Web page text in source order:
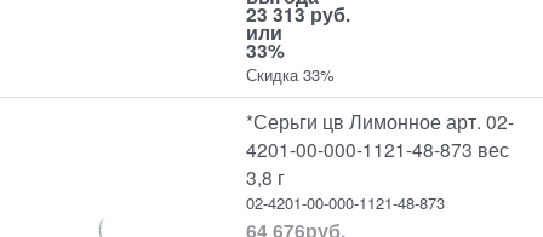
23 313 руб.
или
33%
Скидка 33%
*Серьги цв Лимонное арт. 02-
4201-00-000-1121-48-873 вес
3,8 г
02-4201-00-000-1121-48-873
64 676руб.